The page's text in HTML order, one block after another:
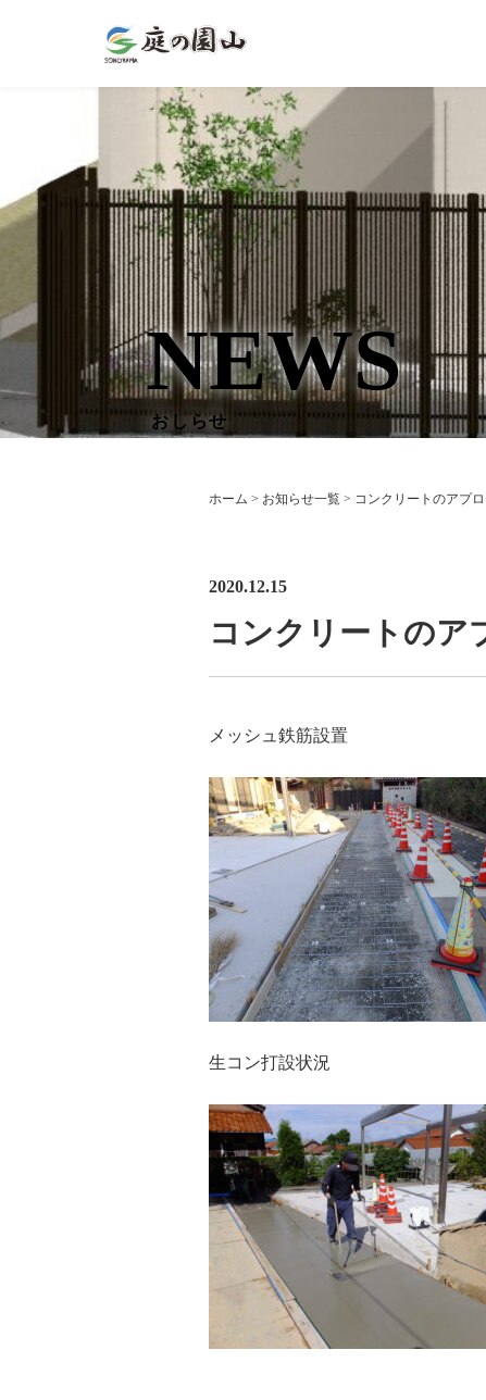
NEWS
おしらせ
ホーム > お知らせ一覧 > コンクリートのアプ
2020.12.15
コンクリートのア
メッシュ鉄筋設置
生コン打設状況